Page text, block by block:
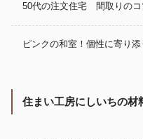
50代の注文住宅 間取りの
ピンクの和室！個性に寄り
住まい工房にしいちの材